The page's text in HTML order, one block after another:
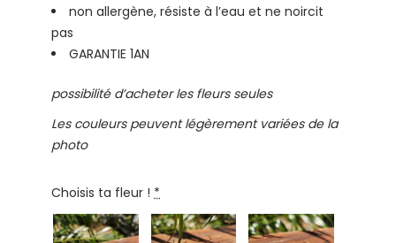
non allergène, résiste à l’eau et ne noircit
pas
GARANTIE 1AN
possibilité d’acheter les fleurs seules
Les couleurs peuvent légèrement variées de la
photo
Choisis ta fleur ! *